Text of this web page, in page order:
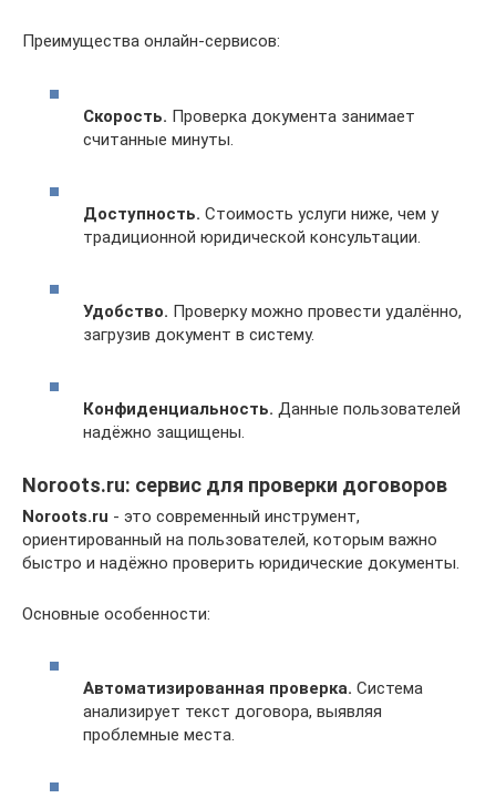
Преимущества онлайн-сервисов:
Скорость. Проверка документа занимает
считанные минуты.
Доступность. Стоимость услуги ниже, чем у
традиционной юридической консультации.
Удобство. Проверку можно провести удалённо,
загрузив документ в систему.
Конфиденциальность. Данные пользователей
надёжно защищены.
Noroots.ru: сервис для проверки договоров
Noroots.ru - это современный инструмент,
ориентированный на пользователей, которым важно
быстро и надёжно проверить юридические документы.
Основные особенности:
Автоматизированная проверка. Система
анализирует текст договора, выявляя
проблемные места.